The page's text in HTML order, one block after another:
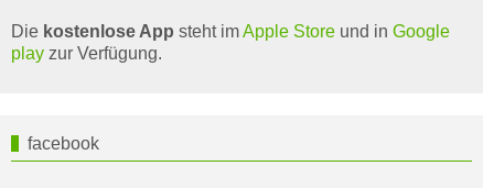
Die kostenlose App steht imApple Store und in Google
play zur Verfügung.
facebook